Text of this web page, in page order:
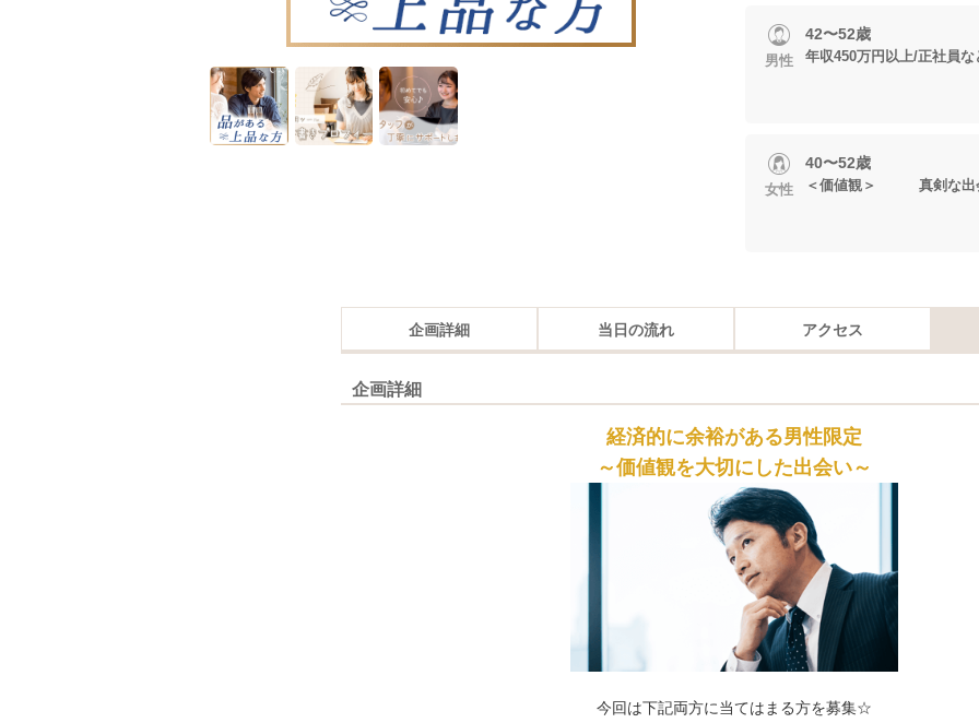
男性
42〜52歳
年収450万円以上/正社員
女性
40〜52歳
＜価値観＞ 真剣な出
企画詳細 当日の流れ アクセス
企画詳細
経済的に余裕がある男性限定
～価値観を大切にした出会い～
今回は下記両方に当てはまる方を募集☆